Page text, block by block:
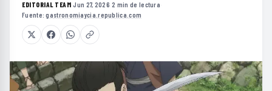
EDITORIAL TEAM·Jun 27, 2026·2 min de lectura·
Fuente:gastronomiaycia.republica.com